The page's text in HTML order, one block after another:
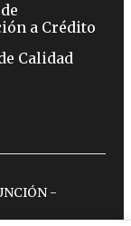
a Crédito
Calidad
-